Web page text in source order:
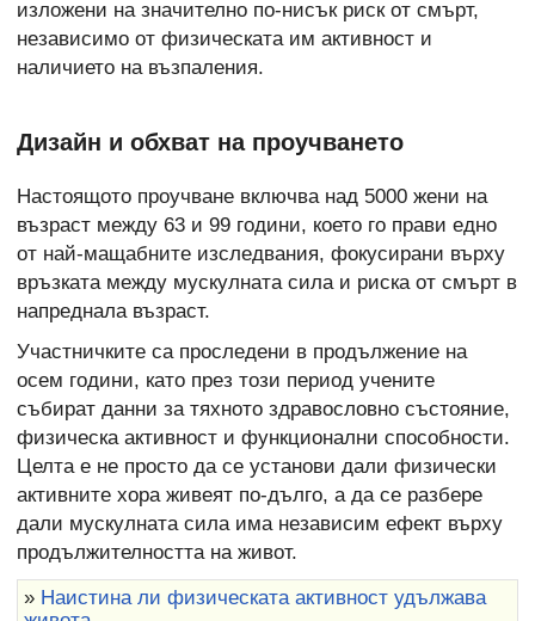
изложени на значително по-нисък риск от смърт,
независимо от физическата им активност и
наличието на възпаления.
Дизайн и обхват на проучването
Настоящото проучване включва над 5000 жени на
възраст между 63 и 99 години, което го прави едно
от най-мащабните изследвания, фокусирани върху
връзката между мускулната сила и риска от смърт в
напреднала възраст.
Участничките са проследени в продължение на
осем години, като през този период учените
събират данни за тяхното здравословно състояние,
физическа активност и функционални способности.
Целта е не просто да се установи дали физически
активните хора живеят по-дълго, а да се разбере
дали мускулната сила има независим ефект върху
продължителността на живот.
» Наистина ли физическата активност удължава